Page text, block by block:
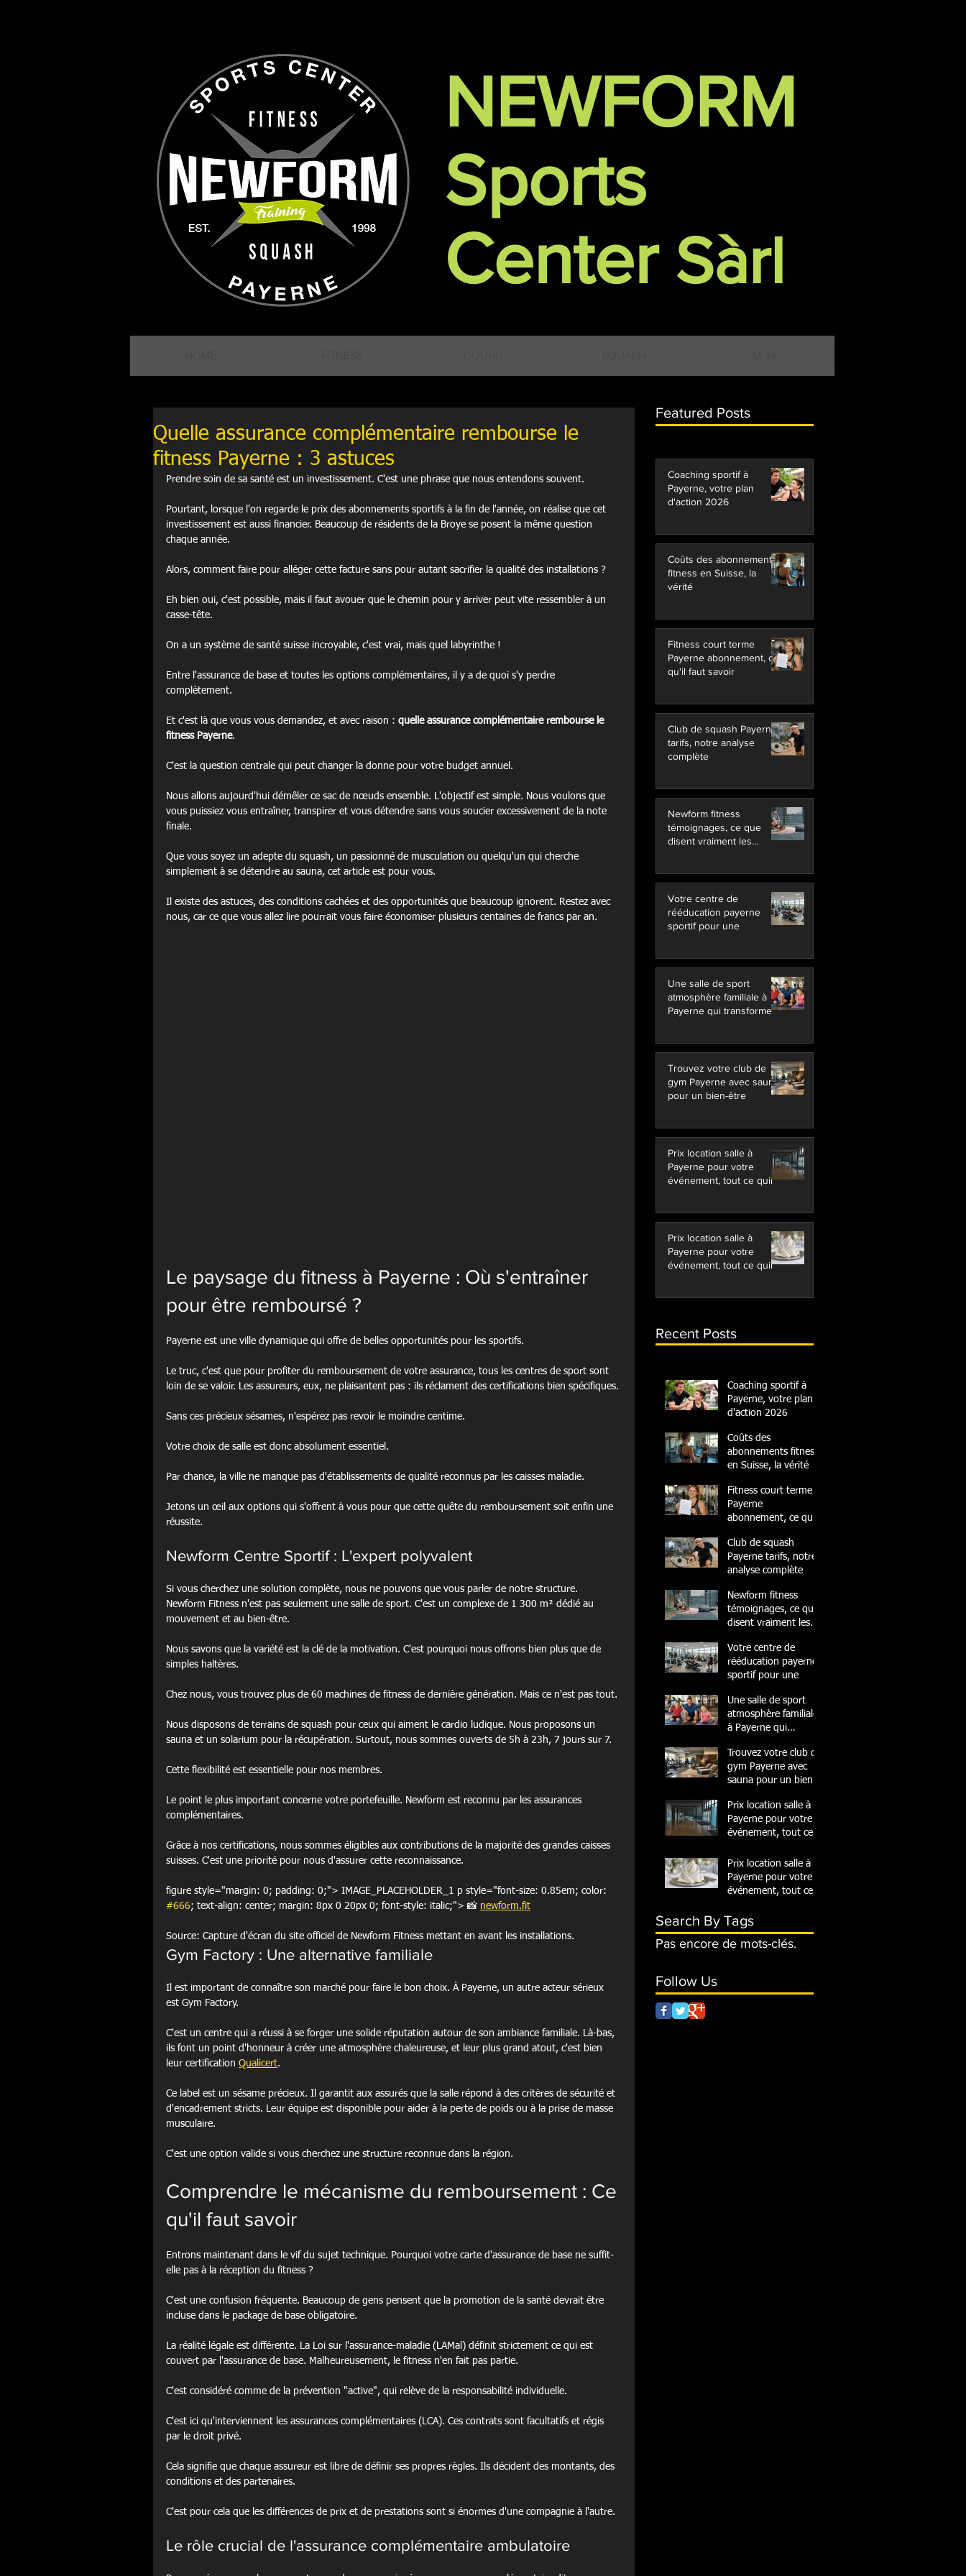
NEWFORM
Sports
CenterSàrl
Quelle assurance complémentaire rembourse le
fitness Payerne : 3 astuces
Prendre soin de sa santé est un investissement. C'est une phrase que nous entendons souvent.
Pourtant, lorsque l'on regarde le prix des abonnements sportifs à la fin de l'année, on réalise que cet
investissement est aussi financier. Beaucoup de résidents de la Broye se posent la même question
chaque année.
Alors, comment faire pour alléger cette facture sans pour autant sacrifier la qualité des installations ?
Eh bien oui, c'est possible, mais il faut avouer que le chemin pour y arriver peut vite ressembler à un
casse-tête.
On a un système de santé suisse incroyable, c'est vrai, mais quel labyrinthe !
Entre l'assurance de base et toutes les options complémentaires, il y a de quoi s'y perdre
complètement.
Et c'est là que vous vous demandez, et avec raison : quelle assurance complémentaire rembourse le
fitness Payerne.
C'est la question centrale qui peut changer la donne pour votre budget annuel.
Nous allons aujourd'hui démêler ce sac de nœuds ensemble. L'objectif est simple. Nous voulons que
vous puissiez vous entraîner, transpirer et vous détendre sans vous soucier excessivement de la note
finale.
Que vous soyez un adepte du squash, un passionné de musculation ou quelqu'un qui cherche
simplement à se détendre au sauna, cet article est pour vous.
Il existe des astuces, des conditions cachées et des opportunités que beaucoup ignorent. Restez avec
nous, car ce que vous allez lire pourrait vous faire économiser plusieurs centaines de francs par an.
Le paysage du fitness à Payerne : Où s'entraîner
pour être remboursé ?
Payerne est une ville dynamique qui offre de belles opportunités pour les sportifs.
Le truc, c'est que pour profiter du remboursement de votre assurance, tous les centres de sport sont
loin de se valoir. Les assureurs, eux, ne plaisantent pas : ils réclament des certifications bien spécifiques.
Sans ces précieux sésames, n'espérez pas revoir le moindre centime.
Votre choix de salle est donc absolument essentiel.
Par chance, la ville ne manque pas d'établissements de qualité reconnus par les caisses maladie.
Jetons un œil aux options qui s'offrent à vous pour que cette quête du remboursement soit enfin une
réussite.
Newform Centre Sportif : L'expert polyvalent
Si vous cherchez une solution complète, nous ne pouvons que vous parler de notre structure.
Newform Fitness n'est pas seulement une salle de sport. C'est un complexe de 1 300 m² dédié au
mouvement et au bien-être.
Nous savons que la variété est la clé de la motivation. C'est pourquoi nous offrons bien plus que de
simples haltères.
Chez nous, vous trouvez plus de 60 machines de fitness de dernière génération. Mais ce n'est pas tout.
Nous disposons de terrains de squash pour ceux qui aiment le cardio ludique. Nous proposons un
sauna et un solarium pour la récupération. Surtout, nous sommes ouverts de 5h à 23h, 7 jours sur 7.
Cette flexibilité est essentielle pour nos membres.
Le point le plus important concerne votre portefeuille. Newform est reconnu par les assurances
complémentaires.
Grâce à nos certifications, nous sommes éligibles aux contributions de la majorité des grandes caisses
suisses. C'est une priorité pour nous d'assurer cette reconnaissance.
figure style="margin: 0; padding: 0;"> IMAGE_PLACEHOLDER_1 p style="font-size: 0.85em; color:
#666; text-align: center; margin: 8px 0 20px 0; font-style: italic;"> 📸 newform.fit
Source: Capture d'écran du site officiel de Newform Fitness mettant en avant les installations.
Gym Factory : Une alternative familiale
Il est important de connaître son marché pour faire le bon choix. À Payerne, un autre acteur sérieux
est Gym Factory.
C'est un centre qui a réussi à se forger une solide réputation autour de son ambiance familiale. Là-bas,
ils font un point d'honneur à créer une atmosphère chaleureuse, et leur plus grand atout, c'est bien
leur certification Qualicert.
Ce label est un sésame précieux. Il garantit aux assurés que la salle répond à des critères de sécurité et
d'encadrement stricts. Leur équipe est disponible pour aider à la perte de poids ou à la prise de masse
musculaire.
C'est une option valide si vous cherchez une structure reconnue dans la région.
Comprendre le mécanisme du remboursement : Ce
qu'il faut savoir
Entrons maintenant dans le vif du sujet technique. Pourquoi votre carte d'assurance de base ne suffit-
elle pas à la réception du fitness ?
C'est une confusion fréquente. Beaucoup de gens pensent que la promotion de la santé devrait être
incluse dans le package de base obligatoire.
La réalité légale est différente. La Loi sur l'assurance-maladie (LAMal) définit strictement ce qui est
couvert par l'assurance de base. Malheureusement, le fitness n'en fait pas partie.
C'est considéré comme de la prévention "active", qui relève de la responsabilité individuelle.
C'est ici qu'interviennent les assurances complémentaires (LCA). Ces contrats sont facultatifs et régis
par le droit privé.
Cela signifie que chaque assureur est libre de définir ses propres règles. Ils décident des montants, des
conditions et des partenaires.
C'est pour cela que les différences de prix et de prestations sont si énormes d'une compagnie à l'autre.
Le rôle crucial de l'assurance complémentaire ambulatoire
Featured Posts
Coaching sportif à
Payerne, votre plan
d'action 2026
Coûts des abonnements
fitness en Suisse, la
vérité
Fitness court terme
Payerne abonnement, ce
qu'il faut savoir
Club de squash Payerne
tarifs, notre analyse
complète
Newform fitness
témoignages, ce que
disent vraiment les
Votre centre de
rééducation payerne
sportif pour une
Une salle de sport
atmosphère familiale à
Payerne qui transforme
Trouvez votre club de
gym Payerne avec sauna
pour un bien-être
Prix location salle à
Payerne pour votre
événement, tout ce quil
Prix location salle à
Payerne pour votre
événement, tout ce quil
Recent Posts
Coaching sportif à
Payerne, votre plan
d'action 2026
Coûts des
abonnements fitness
en Suisse, la vérité
Fitness court terme
Payerne
abonnement, ce qu'il
Club de squash
Payerne tarifs, notre
analyse complète
Newform fitness
témoignages, ce que
disent vraiment les
Votre centre de
rééducation payerne
sportif pour une
Une salle de sport
atmosphère familiale
à Payerne qui
Trouvez votre club de
gym Payerne avec
sauna pour un bien-
Prix location salle à
Payerne pour votre
événement, tout ce
Prix location salle à
Payerne pour votre
événement, tout ce
Search By Tags
Pas encore de mots-clés.
Follow Us